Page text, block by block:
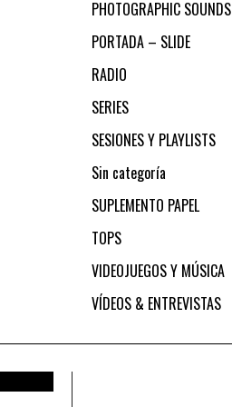
PHOTOGRAPHIC SOUNDS
PORTADA – SLIDE
RADIO
SERIES
SESIONES Y PLAYLISTS
Sin categoría
SUPLEMENTO PAPEL
TOPS
VIDEOJUEGOS Y MÚSICA
VÍDEOS & ENTREVISTAS